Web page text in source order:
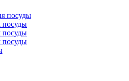
посуды
посуды
посуды
посуды